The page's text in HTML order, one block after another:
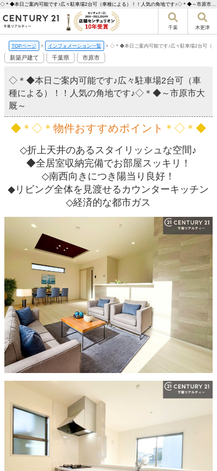
千葉 木更津
TOPページ > インフォメーション一覧 > ◇＊◆本日ご案内可能です♪広々駐車場2台可（
新築戸建て 千葉県 市原市
◇＊◆本日ご案内可能です♪広々駐車場2台可（車
種による）！！人気の角地です♪◇＊◆～市原市大
厩～
◆＊◇＊ 物件おすすめポイント ＊◇＊◆
◇折上天井のあるスタイリッシュな空間♪
◆全居室収納完備でお部屋スッキリ！
◇南西向きにつき陽当り良好！
◆リビング全体を見渡せるカウンターキッチン
◇経済的な都市ガス